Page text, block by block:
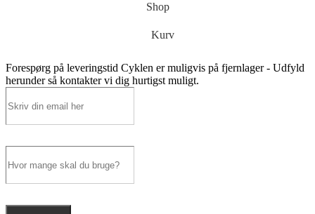
Shop
Kurv
Forespørg på leveringstid Cyklen er muligvis på fjernlager - Udfyld
herunder så kontakter vi dig hurtigst muligt.